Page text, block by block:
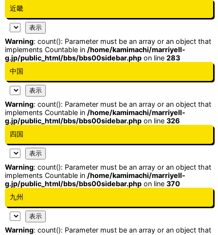
近畿
Warning: count(): Parameter must be an array or an object that
implements Countable in /home/kamimachi/marriyell-
g.jp/public_html/bbs/bbs00sidebar.php on line 283
中国
Warning: count(): Parameter must be an array or an object that
implements Countable in /home/kamimachi/marriyell-
g.jp/public_html/bbs/bbs00sidebar.php on line 326
四国
Warning: count(): Parameter must be an array or an object that
implements Countable in /home/kamimachi/marriyell-
g.jp/public_html/bbs/bbs00sidebar.php on line 370
九州
Warning: count(): Parameter must be an array or an object that